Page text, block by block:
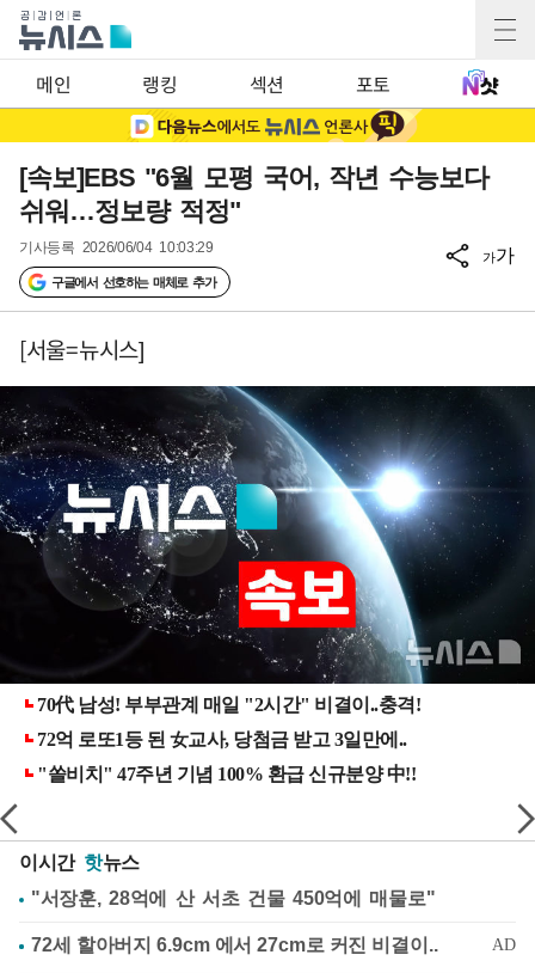
메인 랭킹 섹션 포토
[속보]EBS "6월 모평 국어, 작년 수능보다
쉬워…정보량 적정"
기사등록 2026/06/04 10:03:29
구글에서 선호하는 매체로 추가
가가
[서울=뉴시스]
이시간 핫뉴스
"서장훈, 28억에 산 서초 건물 450억에 매물로"